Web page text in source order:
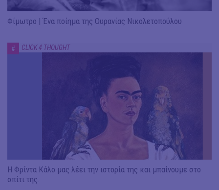
Φίμωτρο | Ένα ποίημα της Ουρανίας Νικολετοπούλου
# CLICK 4 THOUGHT
Η Φρίντα Κάλο μας λέει την ιστορία της και μπαίνουμε στο
σπίτι της.